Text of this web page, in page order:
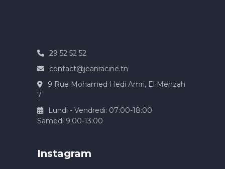
29 52 52 52
contact@jeanracine.tn
9 Rue Mohamed Hedi Amri, El Menzah
7
Lundi - Vendredi: 07:00-18:00
Samedi 9:00-13:00
Instagram